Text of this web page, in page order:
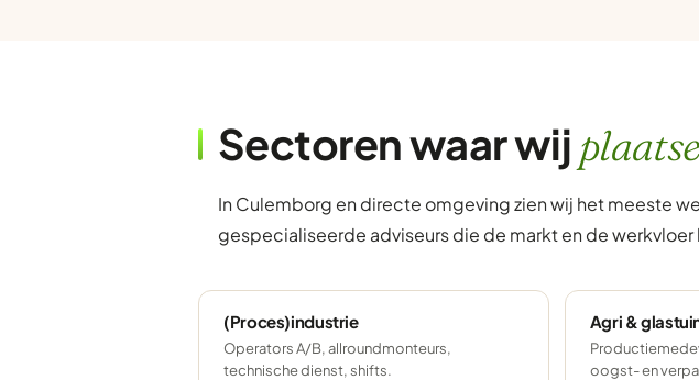
Sectoren waar wij
In Culemborg en directe omgeving zien wij het meeste
gespecialiseerde adviseurs die de markt en de werkvloer
(Proces)industrie
Operators A/B, allroundmonteurs,
technische dienst, shifts.
Agri &
oogst- en